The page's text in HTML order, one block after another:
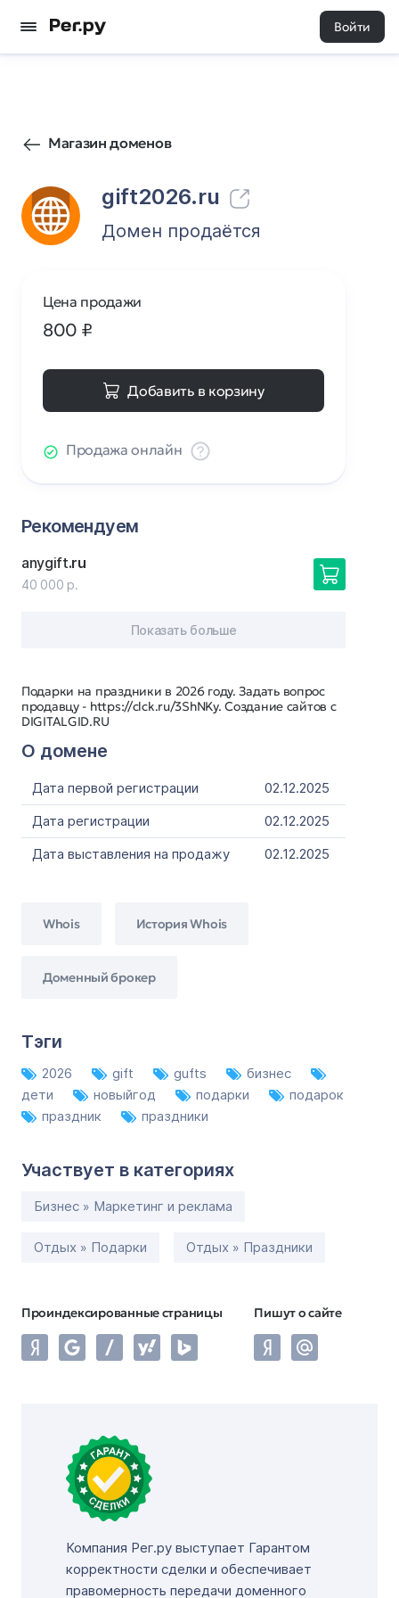
Войти
Магазин доменов
gift2026.ru
0 0
Домен продаётся
Подарки на праздники в 2026 году. Задать вопрос
продавцу - https://clck.ru/3ShNKy. Создание сайтов с
DIGITALGID.RU
О домене
Дата первой регистрации
02.12.2025
Дата регистрации
02.12.2025
Дата выставления на продажу
02.12.2025
Whois История Whois
Доменный брокер
Тэги
2026 gift gufts
бизнес
дети
новыйгод подарки
подарок
праздник
праздники
Участвует в категориях
Бизнес » Маркетинг и реклама
Отдых » Подарки Отдых » Праздники
Проиндексированные страницы Пишут о сайте
Цена продажи
800 ₽
Добавить в корзину
Продажа онлайн
Рекомендуем
anygift.ru
40 000 р.
Показать больше
Компания Рег.ру выступает Гарантом
корректности сделки и обеспечивает
правомерность передачи доменного